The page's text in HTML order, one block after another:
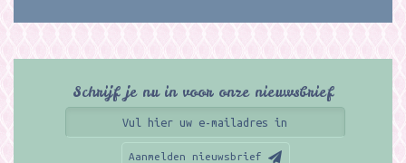
Schrijf je nu in voor onze nieuwsbrief
Aanmelden nieuwsbrief